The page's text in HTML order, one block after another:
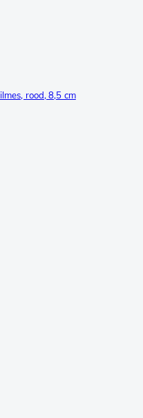
rood, 8,5 cm